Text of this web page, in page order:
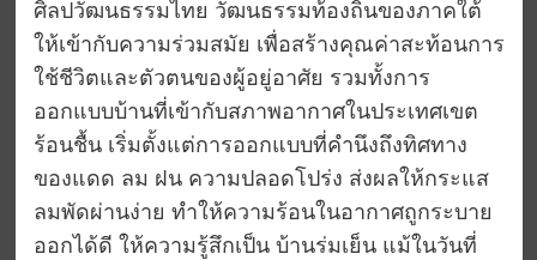
ศิลปวัฒนธรรมไทย วัฒนธรรมท้องถิ่นของภาคใต้
ให้เข้ากับความร่วมสมัย เพื่อสร้างคุณค่าสะท้อนการ
ใช้ชีวิตและตัวตนของผู้อยู่อาศัย รวมทั้งการ
ออกแบบบ้านที่เข้ากับสภาพอากาศในประเทศเขต
ร้อนชื้น เริ่มตั้งแต่การออกแบบที่คำนึงถึงทิศทาง
ของแดด ลม ฝน ความปลอดโปร่ง ส่งผลให้กระแส
ลมพัดผ่านง่าย ทำให้ความร้อนในอากาศถูกระบาย
ออกได้ดี ให้ความรู้สึกเป็น บ้านร่มเย็น แม้ในวันที่